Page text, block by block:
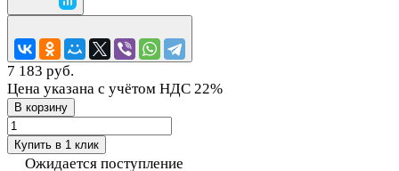
7 183 руб.
Цена указана с учётом НДС 22%
В корзину
Купить в 1 клик
Ожидается поступление